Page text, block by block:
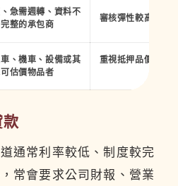
急需週轉、資料不
整的承包商
審核彈性較高，撥
、機車、設備或其
估價物品者
重視抵押品價值，
通常利率較低、制度較完
常會要求公司財報、營業